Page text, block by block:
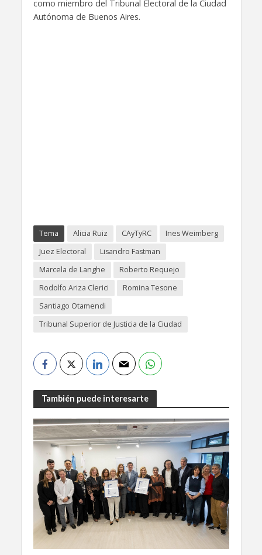
como miembro del Tribunal Electoral de la Ciudad
Autónoma de Buenos Aires.
Tema Alicia Ruiz CAyTyRC
Ines Weimberg
Juez Electoral
Lisandro Fastman
Marcela de Langhe
Roberto Requejo
Rodolfo Ariza Clerici
Romina Tesone
Santiago Otamendi
Tribunal Superior de Justicia de la Ciudad
También puede interesarte